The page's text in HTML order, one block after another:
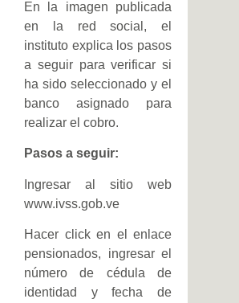
En la imagen publicada
en la red social, el
instituto explica los pasos
a seguir para verificar si
ha sido seleccionado y el
banco asignado para
realizar el cobro.
Pasos a seguir:
Ingresar al sitio web
www.ivss.gob.ve
Hacer click en el enlace
pensionados, ingresar el
número de cédula de
identidad y fecha de